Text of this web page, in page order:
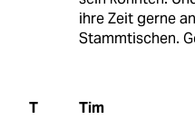
ihre Zeit gerne
Stammtischen.
T Tim